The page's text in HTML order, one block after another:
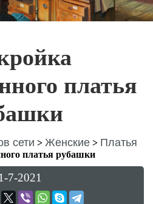
платья
сети > Женские > Платья
платья рубашки
7-2021